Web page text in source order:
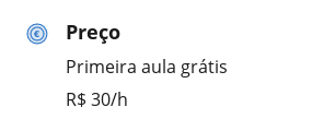
Preço
Primeira aula grátis
R$ 30/h